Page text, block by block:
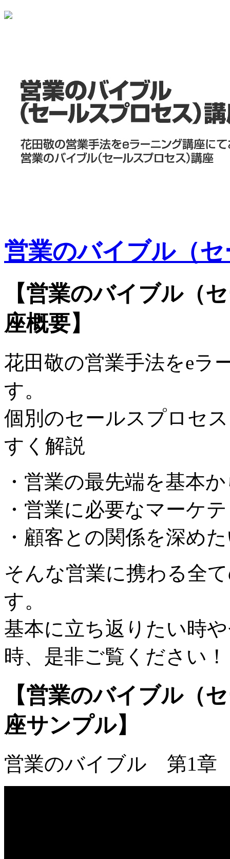
営業のバイブル（
【営業のバイブル（
座概要】
花田敬の営業手法をeラ
す。
個別のセールスプロセ
すく解説
・営業の最先端を基本
・営業に必要なマーケ
・顧客との関係を深め
そんな営業に携わる全
す。
基本に立ち返りたい時
時、是非ご覧ください！
【営業のバイブル（
座サンプル】
営業のバイブル 第1章